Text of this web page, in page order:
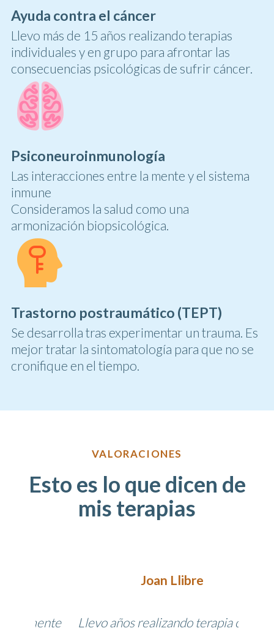
Ayuda contra el cáncer
Llevo más de 15 años realizando terapias
individuales y en grupo para afrontar las
consecuencias psicológicas de sufrir cáncer.
Psiconeuroinmunología
Las interacciones entre la mente y el sistema
inmune
Consideramos la salud como una
armonización biopsicológica.
Trastorno postraumático (TEPT)
Se desarrolla tras experimentar un trauma. Es
mejor tratar la sintomatología para que no se
cronifique en el tiempo.
VALORACIONES
Esto es lo que dicen de
mis terapias
Joan Llibre
Llevo años realizando terapia con la